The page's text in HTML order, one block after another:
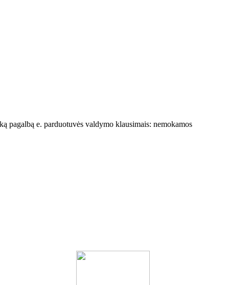
pagalbą e. parduotuvės valdymo klausimais: nemokamos